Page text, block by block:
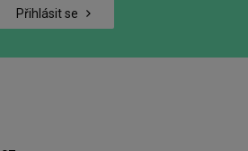
Přihlásit se